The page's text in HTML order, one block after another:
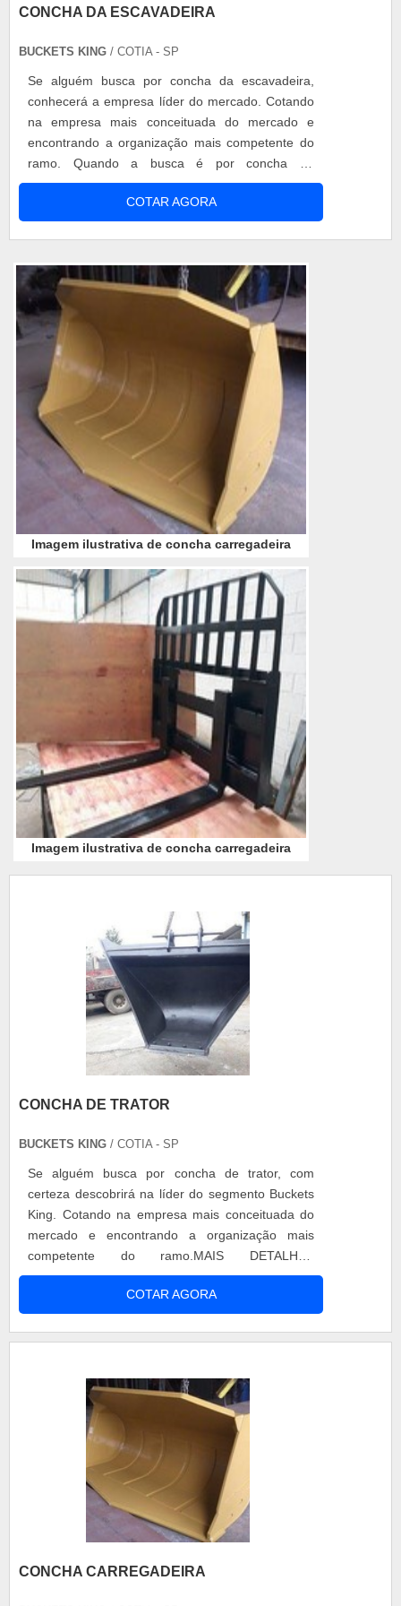
CONCHA DA ESCAVADEIRA
BUCKETS KING / COTIA - SP
Se alguém busca por concha da escavadeira,
conhecerá a empresa líder do mercado. Cotando
na empresa mais conceituada do mercado e
encontrando a organização mais competente do
ramo. Quando a busca é por concha da
escavadeira, com a Buckets King encontrará
excelente custo-benefício com projetos de baixa e
alta complexidade.MAIS INFORMAÇÕES
ESCAVADEIRAHá muitas maneiras eficientes de
demonstrar competência e exce...
COTAR AGORA
Imagem ilustrativa de concha carregadeira
Imagem ilustrativa de concha carregadeira
CONCHA DE TRATOR
BUCKETS KING / COTIA - SP
Se alguém busca por concha de trator, com
certeza descobrirá na líder do segmento Buckets
King. Cotando na empresa mais conceituada do
mercado e encontrando a organização mais
competente do ramo.MAIS DETALHES
INTERESSANTES SOBRE CONCHA DE
TRATORQuem está a procura de concha trator
em uma empresa altamente qualificada,
é caçamba para trator e destocadora, oferecendo
sempre a melhor opção para o cliente final.Não
obstante, quando falamos em concha de trator,
mais do que visar apenas lucratividade, deve
oferecer produtos e serviços que tenham ótima
qualidade e assertividade, pontos importantes que
ficam de fora no planejamento de empresas que
visam apenas o lucro, deixando a desejar nos
outros fatores.Existem muitas formas diferentes
de demonstrar conhecimento e autoridade em
COTAR AGORA
CONCHA CARREGADEIRA